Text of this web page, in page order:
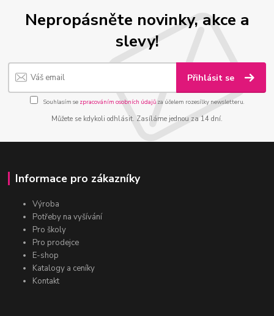
Nepropásněte novinky, akce a
slevy!
Přihlásit se
Souhlasím se zpracováním osobních údajůza účelem rozesílky newsletteru.
Můžete se kdykoli odhlásit. Zasíláme jednou za 14 dní.
Informace pro zákazníky
Výroba
Potřeby na vyšívání
Pro školy
Pro prodejce
E-shop
Katalogy a ceníky
Kontakt